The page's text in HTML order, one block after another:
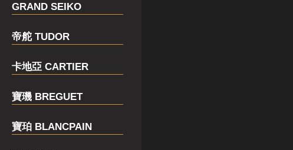
GRAND SEIKO
帝舵 TUDOR
卡地亞 CARTIER
寶璣 BREGUET
寶珀 BLANCPAIN